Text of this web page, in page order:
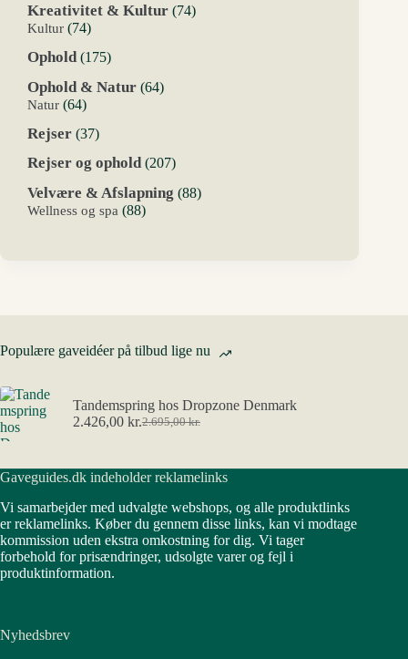
Kreativitet & Kultur 7474
Kultur 7474
Ophold 175175
Ophold & Natur 6464
Natur 6464
Rejser 3737
Rejser og ophold 207207
Velvære & Afslapning 8888
Wellness og spa 8888
Populære gaveidéer på tilbud lige nu
Tandemspring hos Dropzone Denmark
2.695,00kr.
Den
var:
2.426,00 kr.Den
er:
Gaveguides.dk indeholder reklamelinks
Vi samarbejder med udvalgte webshops, og alle produktlinks
er reklamelinks. Køber du gennem disse links, kan vi modtage
kommission uden ekstra omkostning for dig. Vi tager
forbehold for prisændringer, udsolgte varer og fejl i
produktinformation.
Nyhedsbrev